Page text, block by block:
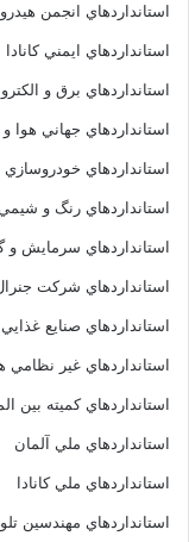
استانداردهاي انجمن
استانداردهاي ايمني کانادا
استانداردهاي برق و
استانداردهاي جهاني هوا
استانداردهاي خودروسازي
استانداردهاي رنگ و
استانداردهاي سرمايش و
استانداردهاي شرکت
استانداردهاي صنايع غذايي
استانداردهاي غير نظامي
استانداردهاي کميته بين
استانداردهاي ملي آلمان
استانداردهاي ملي کانادا
استانداردهاي مهندسين